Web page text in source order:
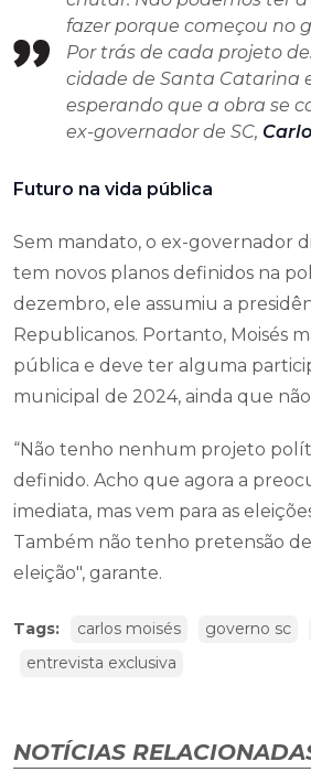
fazer porque começou no
Por trás de cada projeto
cidade de Santa Catarina
esperando que a obra se
ex-governador de SC,
Futuro na vida pública
Sem mandato, o ex-governador
tem novos planos definidos na
dezembro, ele assumiu a
Republicanos. Portanto, Moisés
pública e deve ter alguma
municipal de 2024, ainda que
“Não tenho nenhum projeto
definido. Acho que agora a
imediata, mas vem para as
Também não tenho pretensão
eleição", garante.
Tags: carlos moisés governo sc
entrevista exclusiva
NOTÍCIAS